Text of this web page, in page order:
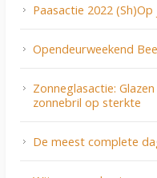
Paasactie 2022
Opendeurweekend
Zonneglasactie:
zonnebril op sterkte
De meest complete